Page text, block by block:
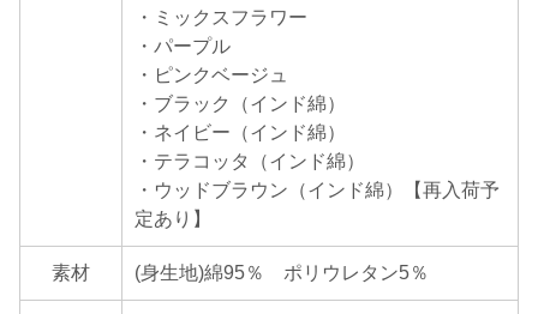
・ミックスフラワー
・パープル
・ピンクベージュ
・ブラック（インド綿）
・ネイビー（インド綿）
・テラコッタ（インド綿）
・ウッドブラウン（インド綿）【再入荷予
定あり】
素材 (身生地)綿95％ ポリウレタン5％